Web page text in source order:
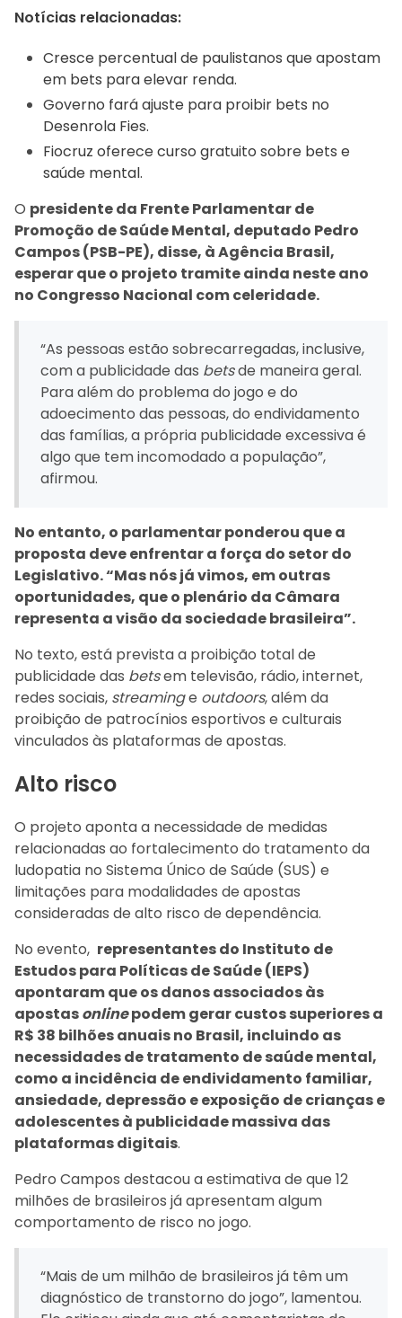
Notícias relacionadas:
Cresce percentual de paulistanos que apostam
em bets para elevar renda.
Governo fará ajuste para proibir bets no
Desenrola Fies.
Fiocruz oferece curso gratuito sobre bets e
saúde mental.
O presidente da Frente Parlamentar de
Promoção de Saúde Mental, deputado Pedro
Campos (PSB-PE), disse, à Agência Brasil,
esperar que o projeto tramite ainda neste ano
no Congresso Nacional com celeridade.
“As pessoas estão sobrecarregadas, inclusive,
com a publicidade das betsde maneira geral.
Para além do problema do jogo e do
adoecimento das pessoas, do endividamento
das famílias, a própria publicidade excessiva é
algo que tem incomodado a população”,
afirmou.
No entanto, o parlamentar ponderou que a
proposta deve enfrentar a força do setor do
Legislativo. “Mas nós já vimos, em outras
oportunidades, que o plenário da Câmara
representa a visão da sociedade brasileira”.
No texto, está prevista a proibição total de
publicidade das betsem televisão, rádio, internet,
redes sociais, streaminge outdoors, além da
proibição de patrocínios esportivos e culturais
vinculados às plataformas de apostas.
Alto risco
O projeto aponta a necessidade de medidas
relacionadas ao fortalecimento do tratamento da
ludopatia no Sistema Único de Saúde (SUS) e
limitações para modalidades de apostas
consideradas de alto risco de dependência.
No evento, representantes do Instituto de
Estudos para Políticas de Saúde (IEPS)
apontaram que os danos associados às
apostasonlinepodem gerar custos superiores a
R$ 38 bilhões anuais no Brasil, incluindo as
necessidades de tratamento de saúde mental,
como a incidência de endividamento familiar,
ansiedade, depressão e exposição de crianças e
adolescentes à publicidade massiva das
plataformas digitais.
Pedro Campos destacou a estimativa de que 12
milhões de brasileiros já apresentam algum
comportamento de risco no jogo.
“Mais de um milhão de brasileiros já têm um
diagnóstico de transtorno do jogo”, lamentou.